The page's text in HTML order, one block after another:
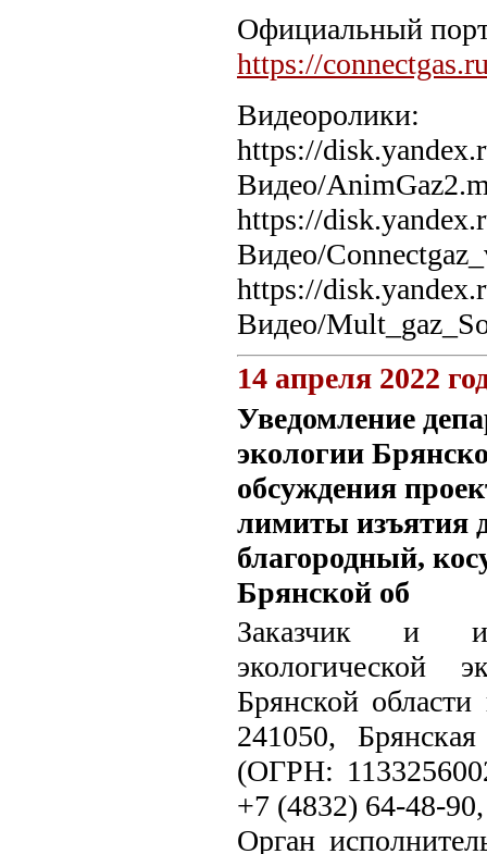
Официальный
https://
Видеоролики:
https://
Видео/
https://
Видео/
https://
Видео/
14 апреля 2022
Уведомление
экологии
обсуждения
лимиты изъятия
благородный,
Брянской об
Заказчик и
экологической
Брянской
241050,
(ОГРН:
+7 (4832) 64-48-
Орган